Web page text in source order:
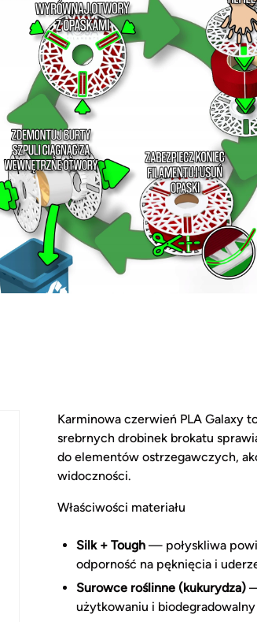
Karminowa czerwień PLA Galaxy
srebrnych drobinek brokatu
do elementów ostrzegawczych,
widoczności.
Właściwości materiału
Silk + Tough — połyskliwa
odporność na pęknięcia i
Surowce roślinne (kukurydza)
użytkowaniu i